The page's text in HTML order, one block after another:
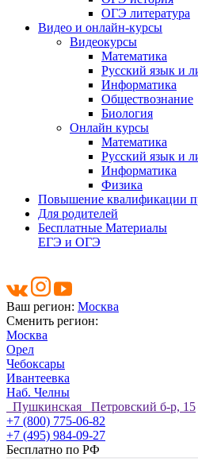
ОГЭ литература
Видео и онлайн-курсы
Видеокурсы
Математика
Русский язык и
Информатика
Обществознание
Биология
Онлайн курсы
Математика
Русский язык и
Информатика
Физика
Повышение квалификации
Для родителей
Бесплатные Материалы
ЕГЭ и ОГЭ
Ваш регион: Москва
Сменить регион:
Москва
Орел
Чебоксары
Ивантеевка
Наб. Челны
Пушкинская Петровский б-р, 15
+7 (800) 775-06-82
+7 (495) 984-09-27
Бесплатно по РФ